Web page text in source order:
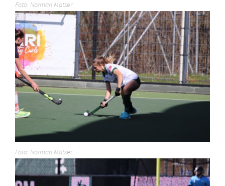
Foto: Norman Matser
Foto: Norman Matser